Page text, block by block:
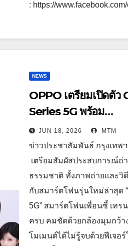
: https://
NEWS
OPPO เตรียมเปิดตัว
Series 5G พร้อม
ประกาศ
ฐานะ Reno Girls ชว
ถ่ายภาพมุมกว้างพิเศษ
กับ 4 สี 4 เทรนดี้สไต
JUN 18, 2026 MTM
ข่าวประชาสัมพันธ์ กรุงเทพ
เตรียมสัมผัสประสบการณ์ถ่
ธรรมชาติ ทั้งภาพถ่ายและวิ
กับสมาร์ตโฟนรุ่นใหม่ล่าสุด
5G” สมาร์ตโฟนเพื่อนซี้ เท
ครบ คมชัดด้วยกล้องมุมกว้า
โมเมนต์ได้ไม่รู้จบด้วยฟีเจอ